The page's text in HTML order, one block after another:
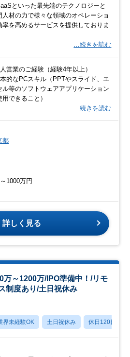
といった最先端のテクノロジーと
人材の力で様々な領域のオペレーショ
率を高めるサービスを提供しておりま
…続きを読む
営業のご経験（経験4年以上）
的なPCスキル（PPTやスライド、エ
ル等のソフトウェアアプリケーション
用できること）
…続きを読む
都
1000万円
詳しく見る
万～1200万/IPO準備中！/リモ
制度あり/土日祝休み
界未経験OK 土日祝休み 休日120日以上